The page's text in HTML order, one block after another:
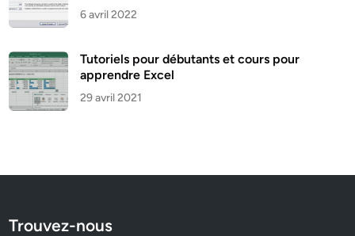
6 avril 2022
Tutoriels pour débutants et cours pour
apprendre Excel
29 avril 2021
Trouvez-nous